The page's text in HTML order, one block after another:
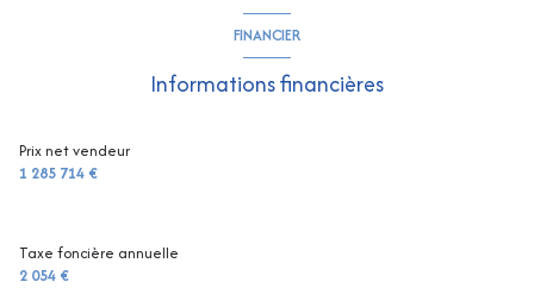
FINANCIER
Informations financières
Prix net vendeur
1 285 714 €
Taxe foncière annuelle
2 054 €